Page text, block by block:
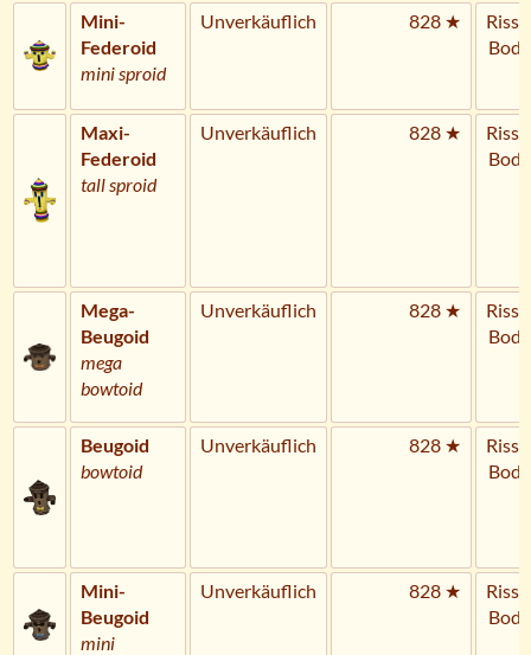
Mini-
Federoid
mini sproid
Unverkäuflich 828 ★
Riss
Maxi-
Federoid
tall sproid
Unverkäuflich 828 ★
Riss
Mega-
Beugoid
mega
bowtoid
Unverkäuflich 828 ★
Riss
Beugoid
bowtoid
Unverkäuflich 828 ★
Riss
Mini-
Beugoid
mini
Unverkäuflich 828 ★
Riss